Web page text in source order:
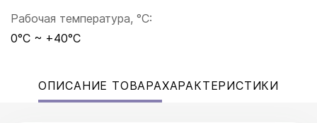
Рабочая температура, °C:
0°C ~ +40°C
ОПИСАНИЕ ТОВАРАХАРАКТЕРИСТИКИ